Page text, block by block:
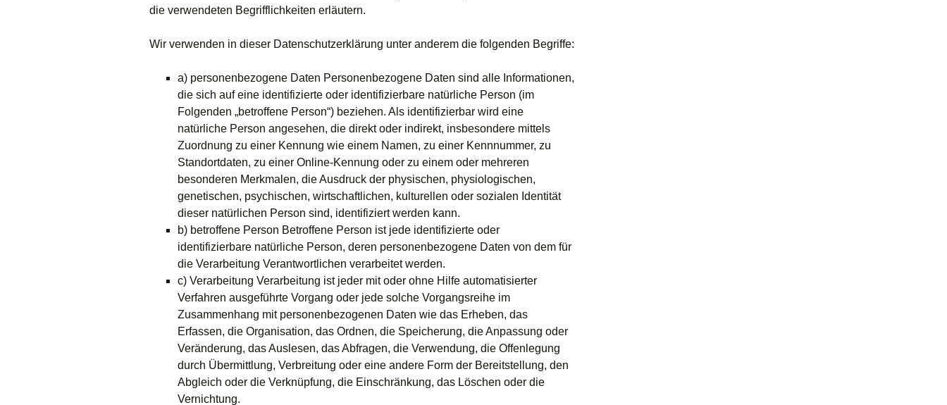
die verwendeten Begrifflichkeiten erläutern.
Wir verwenden in dieser Datenschutzerklärung unter anderem die folgenden Begriffe:
a) personenbezogene Daten Personenbezogene Daten sind alle Informationen,
die sich auf eine identifizierte oder identifizierbare natürliche Person (im
Folgenden „betroffene Person“) beziehen. Als identifizierbar wird eine
natürliche Person angesehen, die direkt oder indirekt, insbesondere mittels
Zuordnung zu einer Kennung wie einem Namen, zu einer Kennnummer, zu
Standortdaten, zu einer Online-Kennung oder zu einem oder mehreren
besonderen Merkmalen, die Ausdruck der physischen, physiologischen,
genetischen, psychischen, wirtschaftlichen, kulturellen oder sozialen Identität
dieser natürlichen Person sind, identifiziert werden kann.
b) betroffene Person Betroffene Person ist jede identifizierte oder
identifizierbare natürliche Person, deren personenbezogene Daten von dem für
die Verarbeitung Verantwortlichen verarbeitet werden.
c) Verarbeitung Verarbeitung ist jeder mit oder ohne Hilfe automatisierter
Verfahren ausgeführte Vorgang oder jede solche Vorgangsreihe im
Zusammenhang mit personenbezogenen Daten wie das Erheben, das
Erfassen, die Organisation, das Ordnen, die Speicherung, die Anpassung oder
Veränderung, das Auslesen, das Abfragen, die Verwendung, die Offenlegung
durch Übermittlung, Verbreitung oder eine andere Form der Bereitstellung, den
Abgleich oder die Verknüpfung, die Einschränkung, das Löschen oder die
Vernichtung.